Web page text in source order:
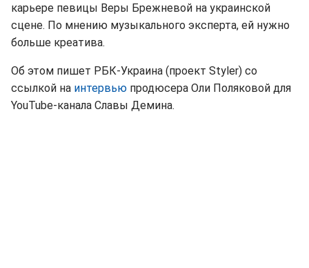
карьере певицы Веры Брежневой на украинской
сцене. По мнению музыкального эксперта, ей нужно
больше креатива.
Об этом пишет РБК-Украина (проект Styler) со
ссылкой на интервью продюсера Оли Поляковой для
YouTube-канала Славы Демина.